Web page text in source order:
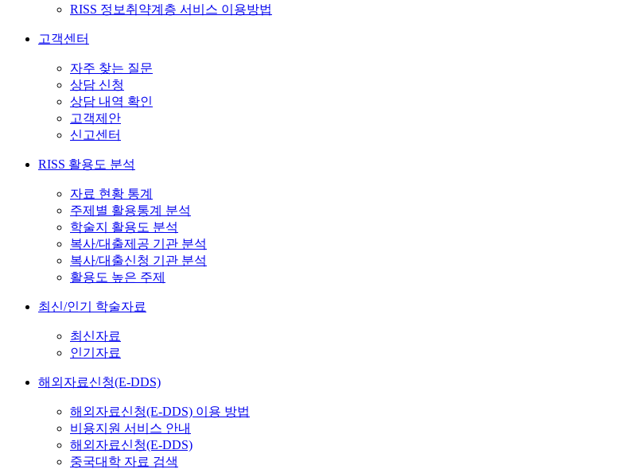
RISS 정보취약계층 서비스 이용방법
고객센터
자주 찾는 질문
상담 신청
상담 내역 확인
고객제안
신고센터
RISS 활용도 분석
자료 현황 통계
주제별 활용통계 분석
학술지 활용도 분석
복사/대출제공 기관 분석
복사/대출신청 기관 분석
활용도 높은 주제
최신/인기 학술자료
최신자료
인기자료
해외자료신청(E-DDS)
해외자료신청(E-DDS) 이용 방법
비용지원 서비스 안내
해외자료신청(E-DDS)
중국대학 자료 검색